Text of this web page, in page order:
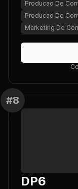
Producao De
Producao De
Marketing De
#8
DP6